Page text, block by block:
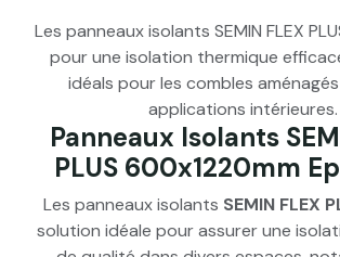
Les panneaux isolants SEMIN FLEX
pour une isolation thermique
idéals pour les combles
applications intérieures.
Panneaux Isolants
PLUS 600x1220mm
Les panneaux isolants SEMIN FLEX
solution idéale pour assurer une